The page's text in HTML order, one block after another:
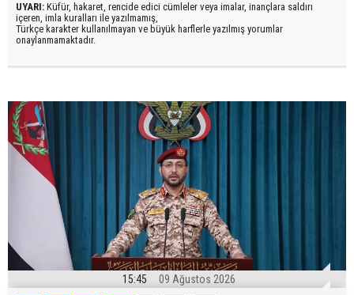
UYARI: Küfür, hakaret, rencide edici cümleler veya imalar, inançlara saldırı
içeren, imla kuralları ile yazılmamış,
Türkçe karakter kullanılmayan ve büyük harflerle yazılmış yorumlar
onaylanmamaktadır.
15:45 09 Ağustos 2026